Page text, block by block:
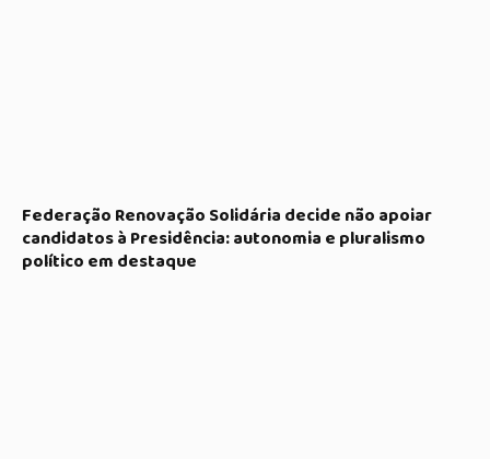
Federação Renovação Solidária decide não apoiar
candidatos à Presidência: autonomia e pluralismo
político em destaque